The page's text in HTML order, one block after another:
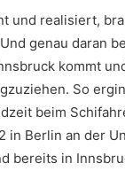
und realisiert,
genau daran
kommt
So
beim
in Berlin an der
bereits in